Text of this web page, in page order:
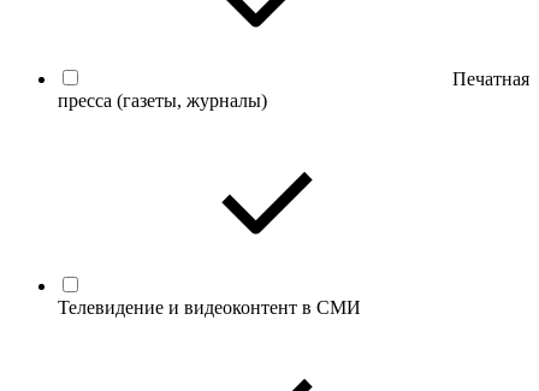
Печатная
пресса (газеты, журналы)
Телевидение и видеоконтент в СМИ